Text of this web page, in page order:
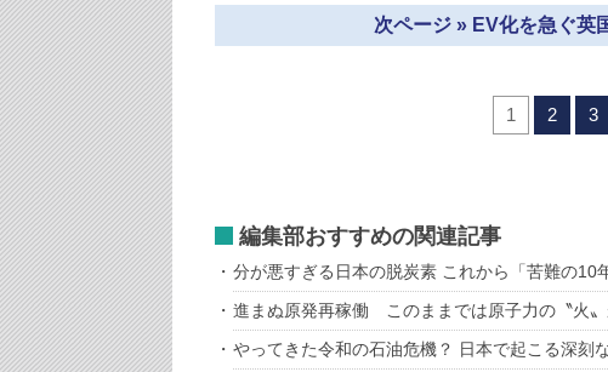
次ページ » EV化を急ぐ英
1 2 3
編集部おすすめの関連記事
分が悪すぎる日本の脱炭素 これから「苦難の10
進まぬ原発再稼働 このままでは原子力の〝火〟
やってきた令和の石油危機？ 日本で起こる深刻